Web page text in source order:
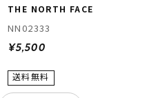
THE NORTH FACE
NN02333
¥5,500